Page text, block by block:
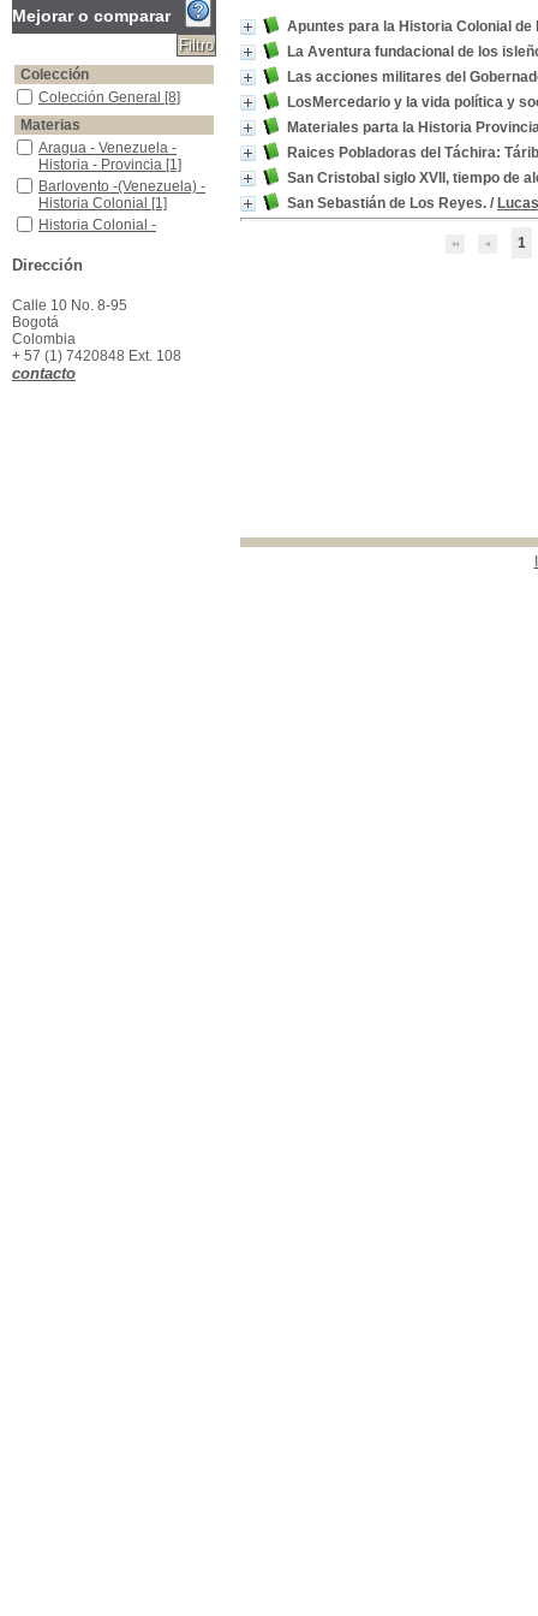
Apuntes para la Historia Colonial de
La Aventura fundacional de los
Las acciones militares del
LosMercedario y la vida política y
Materiales parta la Historia
Raices Pobladoras del Táchira:
San Cristobal siglo XVII, tiempo de
San Sebastián de Los Reyes. /
1
Mejorar o comparar
Colección
Colección General
Colección General [8]
Materias
Aragua - Venezuela - Historia - Provincia
Aragua - Venezuela -
Historia - Provincia [1]
Barlovento -(Venezuela) -Historia Colonial
Barlovento -(Venezuela) -
Historia Colonial [1]
Historia Colonial -Barlovento (Venezuela)
Historia Colonial -
Isleños - Venezuela
Isleños - Venezuela
Venezuela Siglo XVII -
Política Social - Venezueal,
Política Social -
Venezueal,
San Cristóbal (Venezuela) - Historia - siglo XVII
San Cristóbal (Venezuela)
- Historia - siglo XVII
Dirección
Calle 10 No. 8-95
Bogotá
Colombia
+ 57 (1) 7420848 Ext. 108
contacto